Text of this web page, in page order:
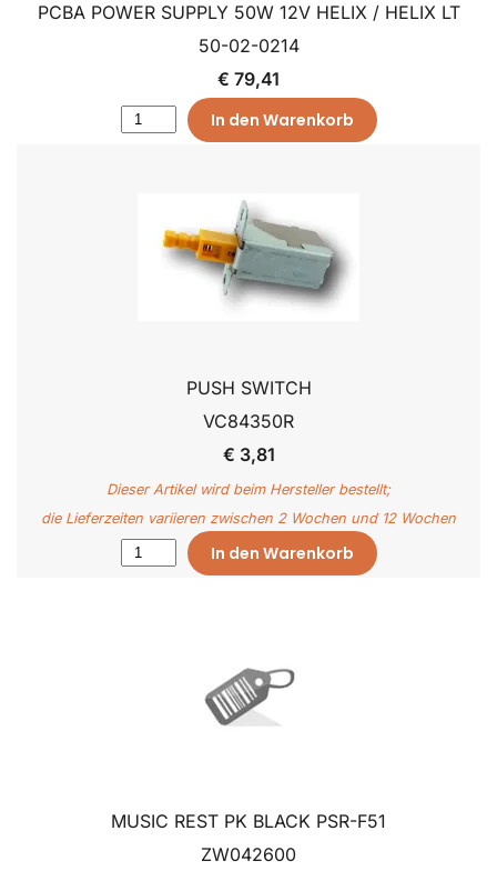
PCBA POWER SUPPLY 50W 12V HELIX / HELIX LT
50-02-0214
€ 79,41
In den Warenkorb
PUSH SWITCH
VC84350R
€ 3,81
Dieser Artikel wird beim Hersteller bestellt;
die Lieferzeiten variieren zwischen 2 Wochen und 12 Wochen
In den Warenkorb
MUSIC REST PK BLACK PSR-F51
ZW042600